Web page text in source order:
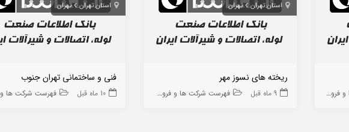
ها
استان تهران تهران
ریخته های نسوز مهر
9 ماه قبل فهرست شرکت ها و فروشگاه ها
استان تهران تهران
فنی و ساختمانی تهران جنوب
10 ماه قبل فهرست شرکت ها و